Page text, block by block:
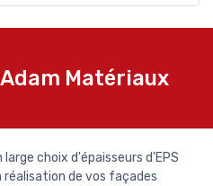
Matériaux
choix d'épaisseurs d'EPS
de vos façades